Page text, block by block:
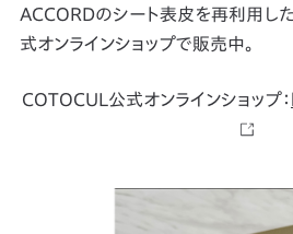
ACCORDのシート表皮を再利用し
式オンラインショップで販売中。
COTOCUL公式オンラインショップ：